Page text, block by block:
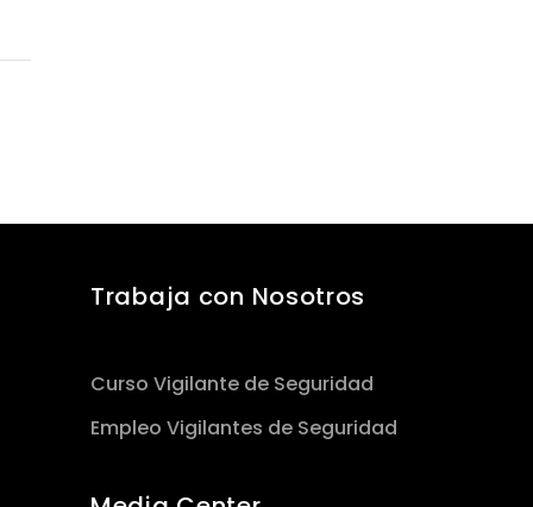
Trabaja con Nosotros
Curso Vigilante de Seguridad
Empleo Vigilantes de Seguridad